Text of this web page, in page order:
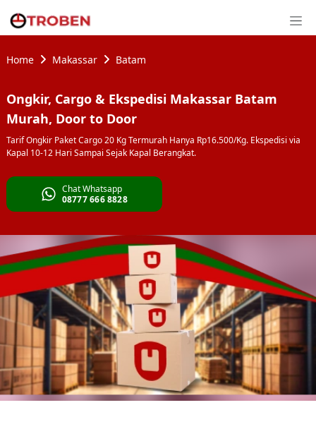
Home Makassar Batam
Ongkir, Cargo & Ekspedisi Makassar Batam
Murah, Door to Door
Tarif Ongkir Paket Cargo 20 Kg Termurah Hanya Rp16.500/Kg. Ekspedisi via
Kapal 10-12 Hari Sampai Sejak Kapal Berangkat.
Chat Whatsapp
08777 666 8828